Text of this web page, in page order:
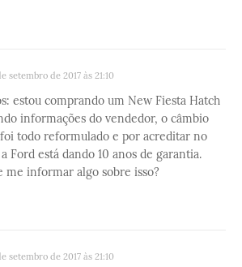
setembro de 2017 às 21:10
estou comprando um New Fiesta Hatch
informações do vendedor, o câmbio
todo reformulado e por acreditar no
Ford está dando 10 anos de garantia.
me informar algo sobre isso?
setembro de 2017 às 21:10